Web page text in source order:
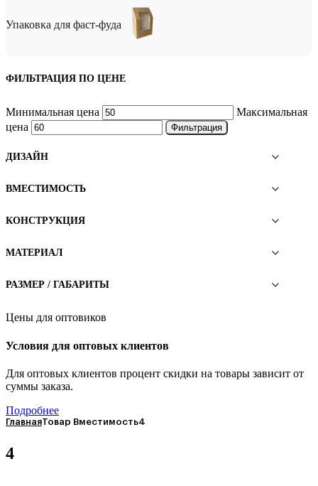
Упаковка для фаст-фуда
ФИЛЬТРАЦИЯ ПО ЦЕНЕ
Минимальная цена
Максимальная
цена
Фильтрация
ДИЗАЙН
ВМЕСТИМОСТЬ
КОНСТРУКЦИЯ
МАТЕРИАЛ
РАЗМЕР / ГАБАРИТЫ
Цены для оптовиков
Условия для оптовых клиентов
Для оптовых клиентов процент скидки на товары зависит от
суммы заказа.
Подробнее
ГлавнаяТовар Вместимость4
4